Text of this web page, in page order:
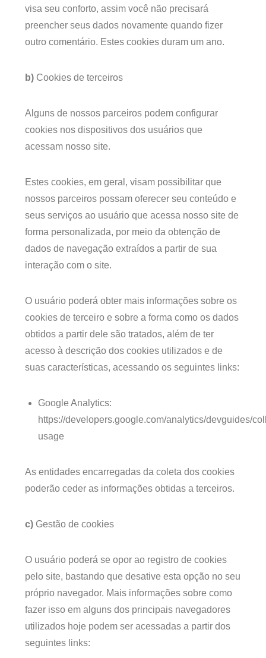
visa seu conforto, assim você não precisará
preencher seus dados novamente quando fizer
outro comentário. Estes cookies duram um ano.
b) Cookies de terceiros
Alguns de nossos parceiros podem configurar
cookies nos dispositivos dos usuários que
acessam nosso site.
Estes cookies, em geral, visam possibilitar que
nossos parceiros possam oferecer seu conteúdo e
seus serviços ao usuário que acessa nosso site de
forma personalizada, por meio da obtenção de
dados de navegação extraídos a partir de sua
interação com o site.
O usuário poderá obter mais informações sobre os
cookies de terceiro e sobre a forma como os dados
obtidos a partir dele são tratados, além de ter
acesso à descrição dos cookies utilizados e de
suas características, acessando os seguintes links:
Google Analytics:
https://developers.google.com/analytics/devguides/
usage
As entidades encarregadas da coleta dos cookies
poderão ceder as informações obtidas a terceiros.
c) Gestão de cookies
O usuário poderá se opor ao registro de cookies
pelo site, bastando que desative esta opção no seu
próprio navegador. Mais informações sobre como
fazer isso em alguns dos principais navegadores
utilizados hoje podem ser acessadas a partir dos
seguintes links: